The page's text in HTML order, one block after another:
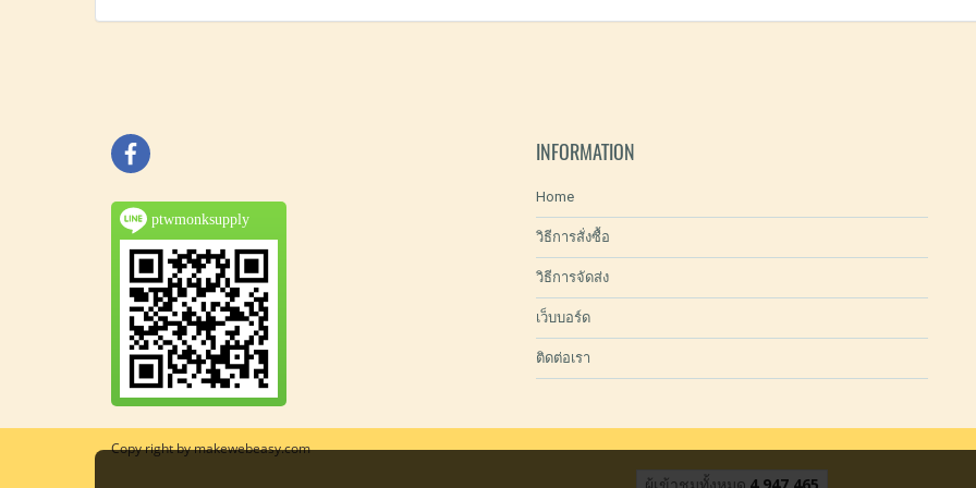
ptwmonksupply
INFORMATION
Home
วิธีการสั่งซื้อ
วิธีการจัดส่ง
เว็บบอร์ด
ติดต่อเรา
Copy right by makewebeasy.com
ผู้เข้าชมทั้งหมด 4,947,465